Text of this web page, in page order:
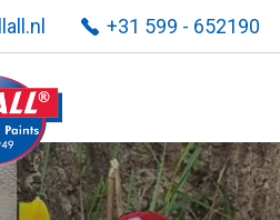
+31 599 - 652190